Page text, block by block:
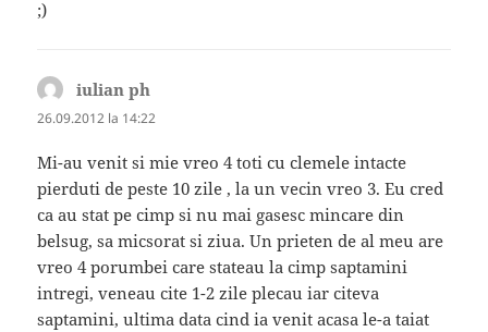
;)
iulian ph
26.09.2012 la 14:22
Mi-au venit si mie vreo 4 toti cu clemele intacte
pierduti de peste 10 zile , la un vecin vreo 3. Eu cred
ca au stat pe cimp si nu mai gasesc mincare din
belsug, sa micsorat si ziua. Un prieten de al meu are
vreo 4 porumbei care stateau la cimp saptamini
intregi, veneau cite 1-2 zile plecau iar citeva
saptamini, ultima data cind ia venit acasa le-a taiat